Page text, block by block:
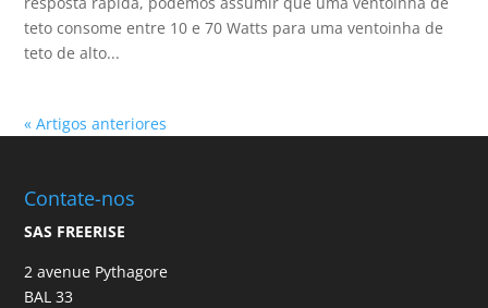
teto consome entre 10 e 70 Watts para uma ventoinha de
teto de alto...
« Artigos anteriores
Contate-nos
SAS FREERISE
2 avenue Pythagore
BAL 33